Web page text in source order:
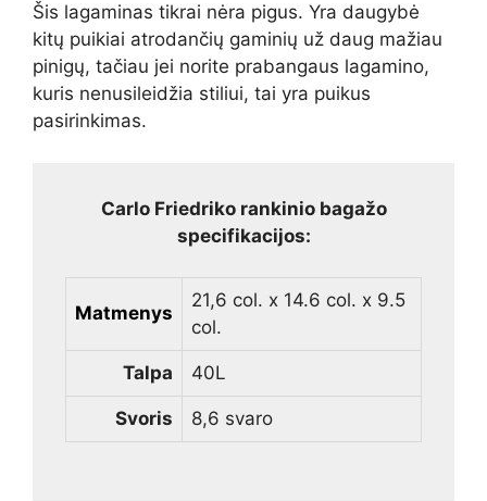
Šis lagaminas tikrai nėra pigus. Yra daugybė
kitų puikiai atrodančių gaminių už daug mažiau
pinigų, tačiau jei norite prabangaus lagamino,
kuris nenusileidžia stiliui, tai yra puikus
pasirinkimas.
Carlo Friedriko rankinio bagažo
specifikacijos:
Matmenys
21,6 col. x 14.6 col. x 9.5
col.
Talpa 40L
Svoris 8,6 svaro